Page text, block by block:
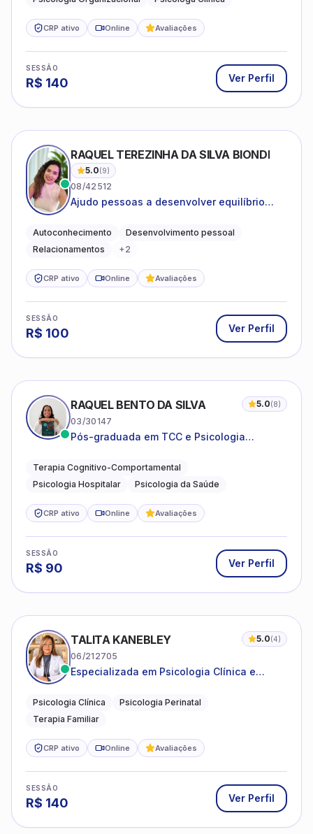
CRP ativo Online Avaliações
SESSÃO
R$ 140 Ver Perfil
RAQUEL TEREZINHA DA SILVA BIONDI
5.0(9)
08/42512
Ajudo pessoas a desenvolver equilíbrio
Autoconhecimento
Desenvolvimento pessoal
Relacionamentos
+2
CRP ativo Online Avaliações
SESSÃO
R$ 100 Ver Perfil
RAQUEL BENTO DA SILVA 5.0(8)
03/30147
Pós-graduada em TCC e Psicologia
Terapia Cognitivo-Comportamental
Psicologia Hospitalar
Psicologia da Saúde
CRP ativo Online Avaliações
SESSÃO
R$ 90 Ver Perfil
TALITA KANEBLEY 5.0(4)
06/212705
Especializada em Psicologia Clínica e
famílias
Psicologia Clínica
Psicologia Perinatal
Terapia Familiar
CRP ativo Online Avaliações
SESSÃO
R$ 140 Ver Perfil